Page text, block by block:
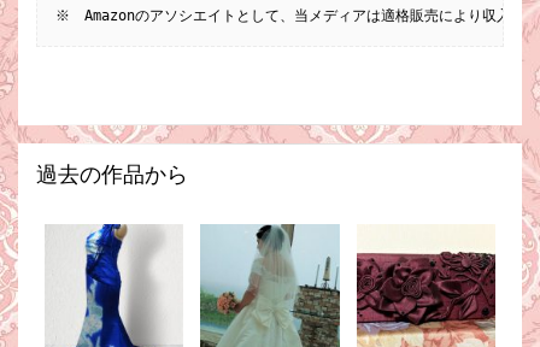
※　Amazonのアソシエイトとして、当メディアは適格販売により収入を
過去の作品から